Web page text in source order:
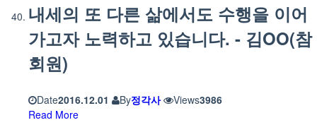
내세의 또 다른 삶에서도 수행을 이어
가고자 노력하고 있습니다. - 김OO(참
회원)
Date2016.12.01 By정각사 Views3986
Read More